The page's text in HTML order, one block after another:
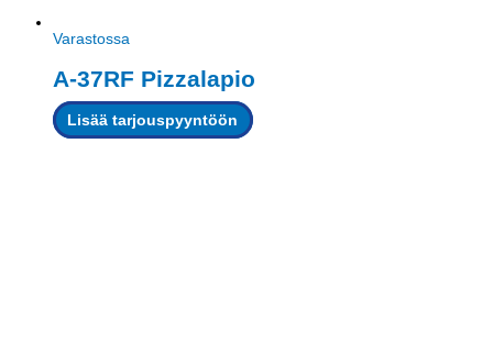
Varastossa
A-37RF Pizzalapio
Lisää tarjouspyyntöön